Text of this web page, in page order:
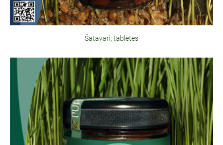
Šatavari, tabletes